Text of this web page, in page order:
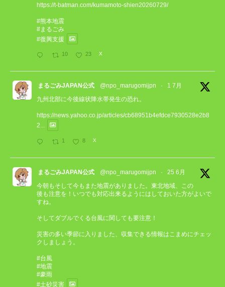
https://t-batman.com/kumamoto-shien20260729/
#熊本地震
#まるごみ
#復興支援
10 23 X
まるごみJAPAN公式 @npo_marugomijpn ·
1 7月
九州北部に今後線状降水帯発生の恐れ。
https://news.yahoo.co.jp/articles/cb68951b4efdce7930528e2b8
2...
1 8 X
まるごみJAPAN公式 @npo_marugomijpn ·
25 6月
今朝もそして今もまた地震がありました。東北地域、この
後も注意を！いつでも対応出来るようにはしておいた方がよいで
すね。
そしてダブルでくる台風に関しても要注意！
災害の多い季節に入りました、収集できる情報はこまめにチェッ
クしましょう。
#台風
#地震
#豪雨
#土砂災害